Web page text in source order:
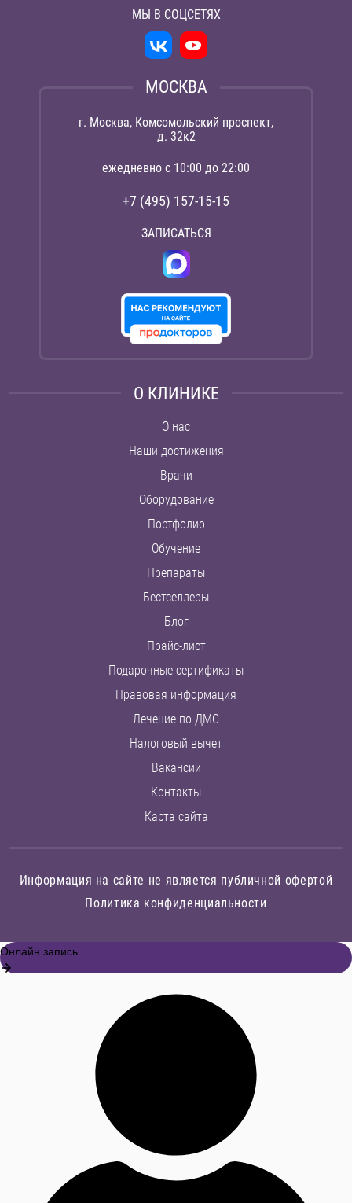
МЫ В СОЦСЕТЯХ
МОСКВА
г. Москва, Комсомольский проспект,
д. 32к2
ежедневно с 10:00 до 22:00
+7 (495) 157-15-15
ЗАПИСАТЬСЯ
О КЛИНИКЕ
О нас
Наши достижения
Врачи
Оборудование
Портфолио
Обучение
Препараты
Бестселлеры
Блог
Прайс-лист
Подарочные сертификаты
Правовая информация
Лечение по ДМС
Налоговый вычет
Вакансии
Контакты
Карта сайта
Информация на сайте не является публичной офертой
Политика конфиденциальности